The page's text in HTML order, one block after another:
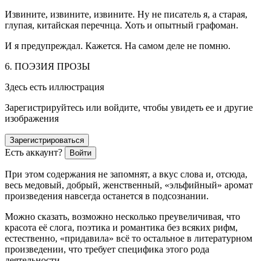
Извините, извините, извините. Ну не писатель я, а старая,
глупая, китайская перечнца. Хоть и опытный графоман.
И я предупреждал. Кажется. На самом деле не помню.
6. ПОЭЗИЯ ПРОЗЫ
Здесь есть иллюстрация
Зарегистрируйтесь или войдите, чтобы увидеть ее и другие
изображения
Зарегистрироваться
Есть аккаунт? Войти
При этом содержания не запомнят, а вкус слова и, отсюда,
весь медовый, добрый, женственный, «эльфийный» аромат
произведения навсегда останется в подсознании.
Можно сказать, возможно несколько преувеличивая, что
красота её слога, поэтика и романтика без всяких рифм,
естественно, «придавила» всё то остальное в литературном
произведении, что требует специфика этого рода